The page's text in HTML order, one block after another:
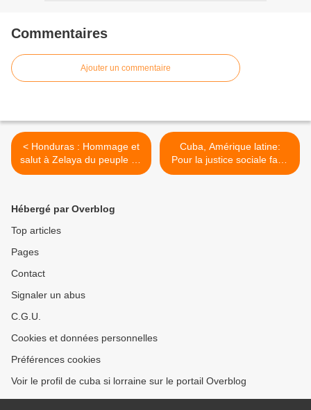
Commentaires
Ajouter un commentaire
< Honduras : Hommage et
salut à Zelaya du peuple en
résistance
Cuba, Amérique latine:
Pour la justice sociale face
aux agressions
Hébergé par Overblog
Top articles
Pages
Contact
Signaler un abus
C.G.U.
Cookies et données personnelles
Préférences cookies
Voir le profil de cuba si lorraine sur le portail Overblog